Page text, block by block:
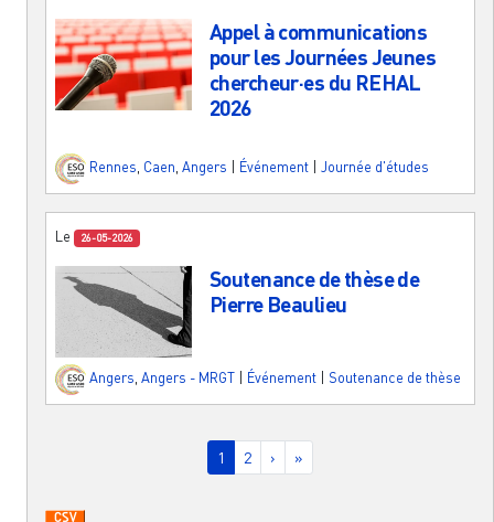
Appel à communications
pour les Journées Jeunes
chercheur·es du REHAL
2026
Rennes, Caen, Angers Événement Journée d'études
Le 26-05-2026
Soutenance de thèse de
Pierre Beaulieu
Angers, Angers - MRGT Événement Soutenance de thèse
Page courante
1 Page
2 Page suivante
› Dernière page
»